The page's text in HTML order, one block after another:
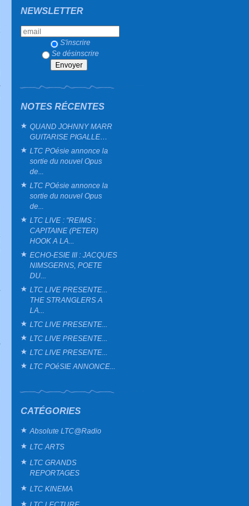
NEWSLETTER
S'inscrire
Se désinscrire
NOTES RÉCENTES
QUAND JOHNNY MARR
GUITARISE PIGALLE…
LTC POésie annonce la
sortie du nouvel Opus
de...
LTC POésie annonce la
sortie du nouvel Opus
de...
LTC LIVE : "REIMS :
CAPITAINE (PETER)
HOOK A LA...
ECHO-ESIE III : JACQUES
NIMSGERNS, POETE
DU...
LTC LIVE PRESENTE...
THE STRANGLERS A
LA...
LTC LIVE PRESENTE...
LTC LIVE PRESENTE...
LTC LIVE PRESENTE...
LTC POéSIE ANNONCE...
CATÉGORIES
Absolute LTC@Radio
LTC ARTS
LTC GRANDS
REPORTAGES
LTC KINEMA
LTC LECTURE